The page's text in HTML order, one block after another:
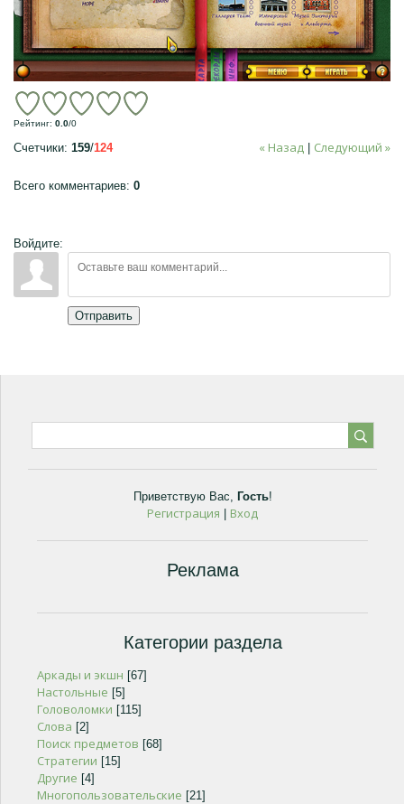
Рейтинг: 0.0/0
« Назад Следующий »
Счетчики: 159/124
Всего комментариев: 0
Войдите:
Отправить
Приветствую Вас, Гость!
Регистрация Вход
Реклама
Категории раздела
Аркады и экшн [67]
Настольные [5]
Головоломки [115]
Слова [2]
Поиск предметов [68]
Стратегии [15]
Другие [4]
Многопользовательские [21]